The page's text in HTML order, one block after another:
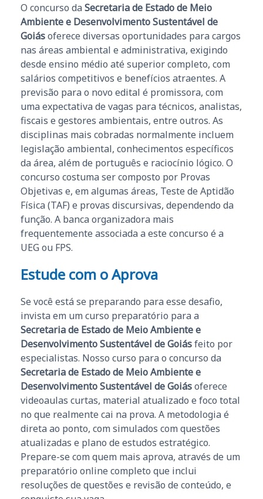
O concurso da Secretaria de Estado de Meio
Ambiente e Desenvolvimento Sustentável de
Goiásoferece diversas oportunidades para cargos
nas áreas ambiental e administrativa, exigindo
desde ensino médio até superior completo, com
salários competitivos e benefícios atraentes. A
previsão para o novo edital é promissora, com
uma expectativa de vagas para técnicos, analistas,
fiscais e gestores ambientais, entre outros. As
disciplinas mais cobradas normalmente incluem
legislação ambiental, conhecimentos específicos
da área, além de português e raciocínio lógico. O
concurso costuma ser composto por Provas
Objetivas e, em algumas áreas, Teste de Aptidão
Física (TAF) e provas discursivas, dependendo da
função. A banca organizadora mais
frequentemente associada a este concurso é a
UEG ou FPS.
Estude com o Aprova
Se você está se preparando para esse desafio,
invista em um curso preparatório para a
Secretaria de Estado de Meio Ambiente e
Desenvolvimento Sustentável de Goiásfeito por
especialistas. Nosso curso para o concurso da
Secretaria de Estado de Meio Ambiente e
Desenvolvimento Sustentável de Goiásoferece
videoaulas curtas, material atualizado e foco total
no que realmente cai na prova. A metodologia é
direta ao ponto, com simulados com questões
atualizadas e plano de estudos estratégico.
Prepare-se com quem mais aprova, através de um
preparatório online completo que inclui
resoluções de questões e revisão de conteúdo, e